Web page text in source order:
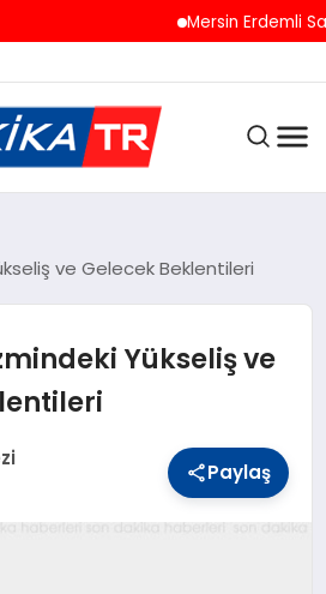
Mersin Erdemli
ve Gelecek Beklentileri
Yükseliş ve
Paylaş